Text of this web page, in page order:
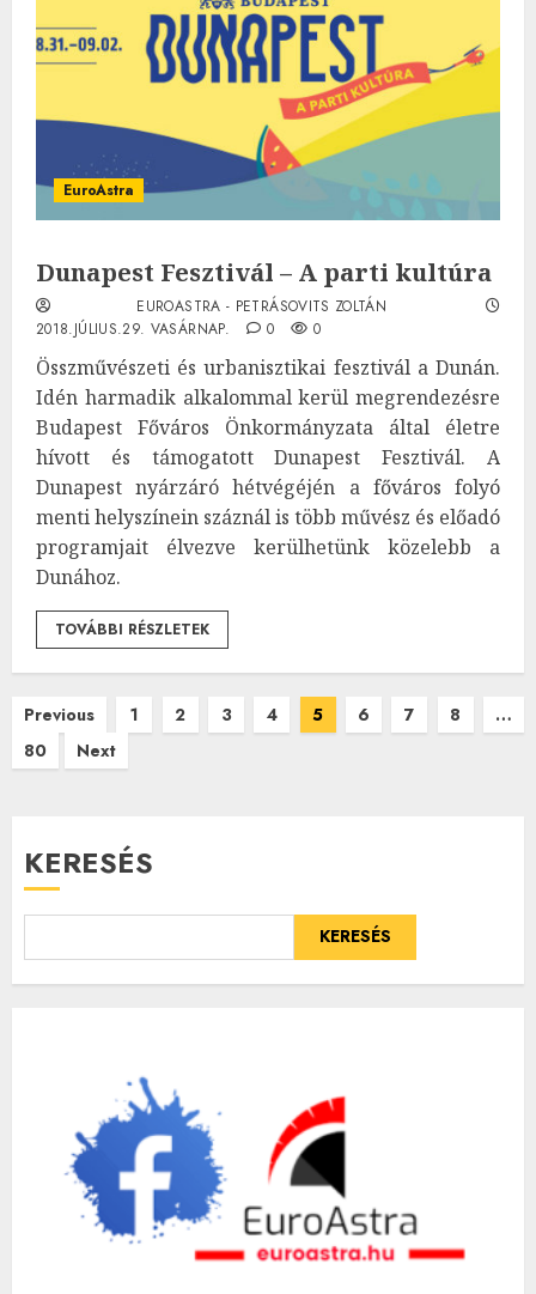
EuroAstra
Dunapest Fesztivál – A parti kultúra
EUROASTRA - PETRÁSOVITS ZOLTÁN
2018.JÚLIUS.29. VASÁRNAP.
0 0
Összművészeti és urbanisztikai fesztivál a Dunán.
Idén harmadik alkalommal kerül megrendezésre
Budapest Főváros Önkormányzata által életre
hívott és támogatott Dunapest Fesztivál. A
Dunapest nyárzáró hétvégéjén a főváros folyó
menti helyszínein száznál is több művész és előadó
programjait élvezve kerülhetünk közelebb a
Dunához.
TOVÁBBI RÉSZLETEK
Bejegyzések
lapozása
Previous 1 2 3 4 5 6 7 8
…
80
Next
KERESÉS
KERESÉS